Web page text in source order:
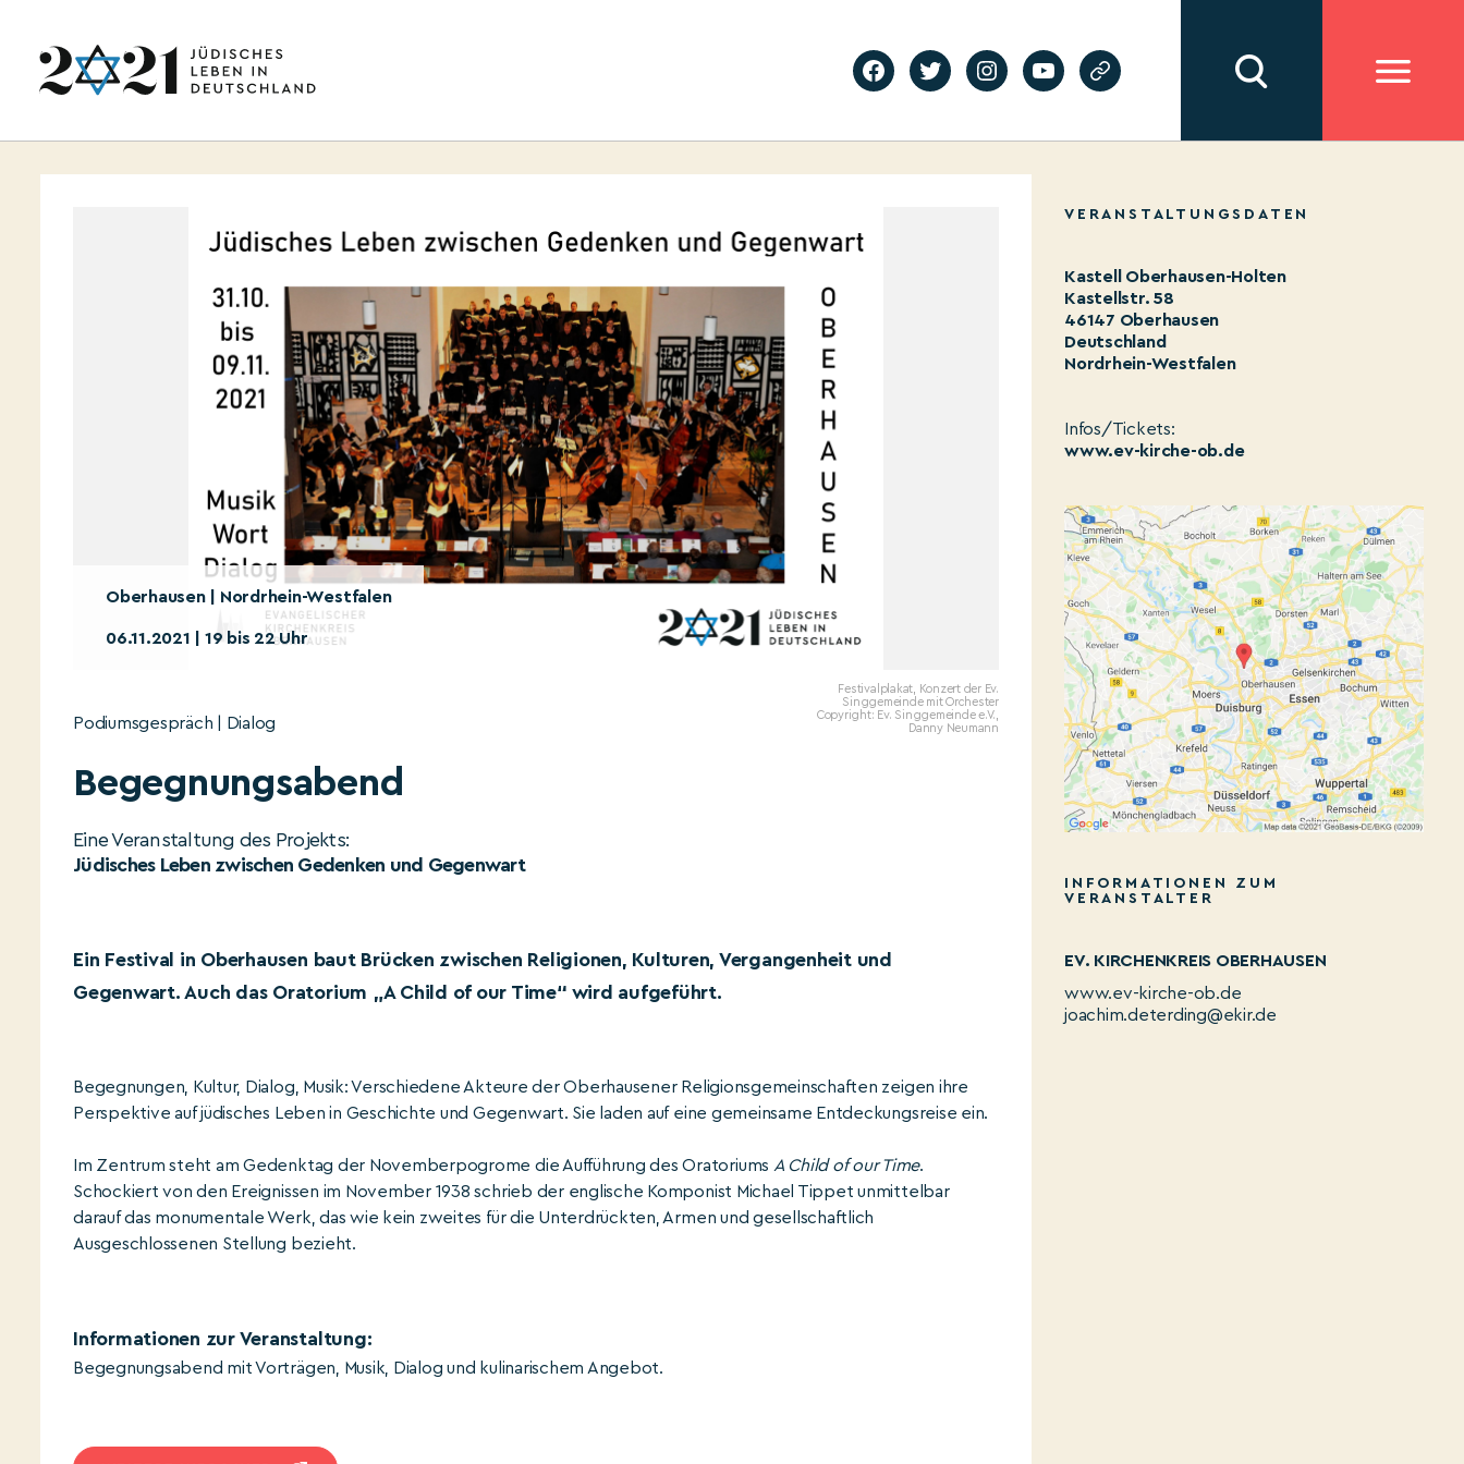
Oberhausen | Nordrhein-Westfalen
06.11.2021 | 19 bis 22 Uhr
Festivalplakat, Konzert der Ev.
Singgemeinde mit Orchester
Copyright: Ev. Singgemeinde e.V.,
Danny Neumann
Podiumsgespräch | Dialog
Begegnungsabend
Eine Veranstaltung des Projekts:
Jüdisches Leben zwischen Gedenken und Gegenwart
Ein Festival in Oberhausen baut Brücken zwischen Religionen, Kulturen, Vergangenheit und
Gegenwart. Auch das Oratorium „A Child of our Time“ wird aufgeführt.
Begegnungen, Kultur, Dialog, Musik: Verschiedene Akteure der Oberhausener Religionsgemeinschaften zeigen ihre
Perspektive auf jüdisches Leben in Geschichte und Gegenwart. Sie laden auf eine gemeinsame Entdeckungsreise ein.
Im Zentrum steht am Gedenktag der Novemberpogrome die Aufführung des Oratoriums A Child of our Time.
Schockiert von den Ereignissen im November 1938 schrieb der englische Komponist Michael Tippet unmittelbar
darauf das monumentale Werk, das wie kein zweites für die Unterdrückten, Armen und gesellschaftlich
Ausgeschlossenen Stellung bezieht.
Informationen zur Veranstaltung:
Begegnungsabend mit Vorträgen, Musik, Dialog und kulinarischem Angebot.
VERANSTALTUNGSDATEN
Kastell Oberhausen-Holten
Kastellstr. 58
46147 Oberhausen
Deutschland
Nordrhein-Westfalen
Infos/Tickets:
www.ev-kirche-ob.de
INFORMATIONEN ZUM
VERANSTALTER
EV. KIRCHENKREIS OBERHAUSEN
www.ev-kirche-ob.de
joachim.deterding@ekir.de